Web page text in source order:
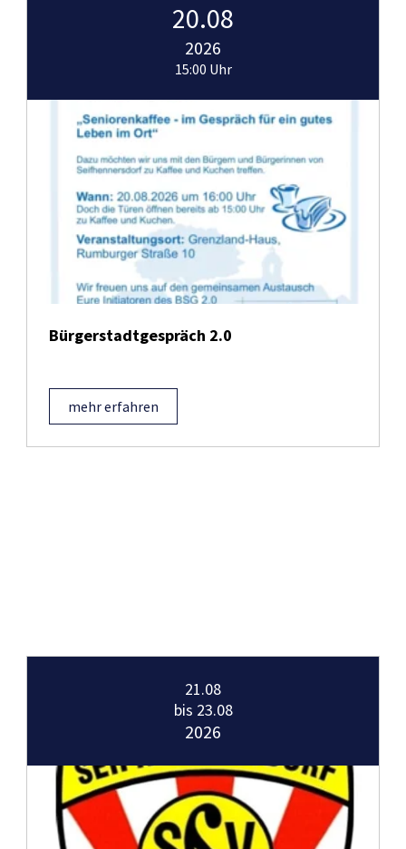
20.08
2026
15:00 Uhr
Bürgerstadtgespräch 2.0
mehr erfahren
21.08
bis 23.08
2026